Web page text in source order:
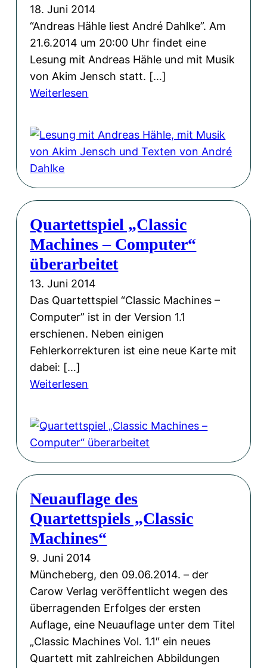
e
t
t
m
i
t
i
g
e
r
S
e
i
t
e
V
l
a
b
e
F
a
c
e
b
o
o
k
18. Juni 2014
“Andreas Hähle liest André Dahlke”. Am
21.6.2014 um 20:00 Uhr findet eine
Lesung mit Andreas Hähle und mit Musik
von Akim Jensch statt. […]
Weiterlesen
s
u
g
i
t
A
n
r
ä
l
e
,
m
i
t
M
u
s
i
k
v
o
n
A
Quartettspiel „Classic
Machines – Computer“
überarbeitet
13. Juni 2014
Das Quartettspiel “Classic Machines –
Computer” ist in der Version 1.1
erschienen. Neben einigen
Fehlerkorrekturen ist eine neue Karte mit
dabei: […]
Weiterlesen
a
r
t
t
s
e
Neuauflage des
Quartettspiels „Classic
Machines“
9. Juni 2014
Müncheberg, den 09.06.2014. – der
Carow Verlag veröffentlicht wegen des
überragenden Erfolges der ersten
Auflage, eine Neuauflage unter dem Titel
„Classic Machines Vol. 1.1″ ein neues
Quartett mit zahlreichen Abbildungen